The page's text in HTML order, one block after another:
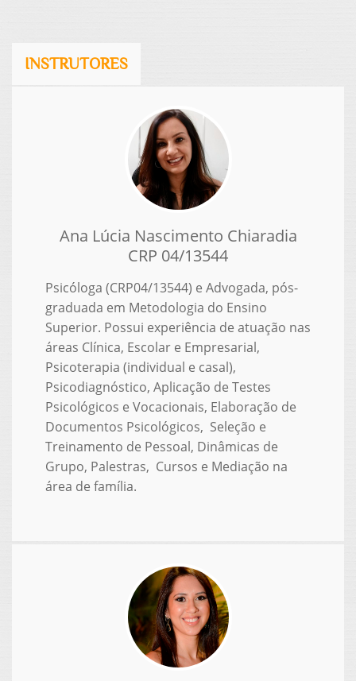
INSTRUTORES
Ana Lúcia Nascimento Chiaradia
CRP 04/13544
Psicóloga (CRP04/13544) e Advogada, pós-
graduada em Metodologia do Ensino
Superior. Possui experiência de atuação nas
áreas Clínica, Escolar e Empresarial,
Psicoterapia (individual e casal),
Psicodiagnóstico, Aplicação de Testes
Psicológicos e Vocacionais, Elaboração de
Documentos Psicológicos, Seleção e
Treinamento de Pessoal, Dinâmicas de
Grupo, Palestras, Cursos e Mediação na
área de família.